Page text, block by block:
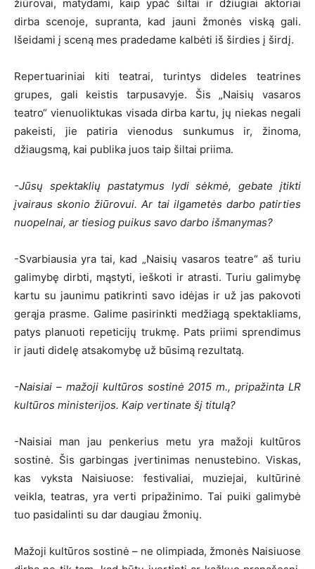
žiūrovai, matydami, kaip ypač šiltai ir džiugiai aktoriai
dirba scenoje, supranta, kad jauni žmonės viską gali.
Išeidami į sceną mes pradedame kalbėti iš širdies į širdį.
Repertuariniai kiti teatrai, turintys dideles teatrines
grupes, gali keistis tarpusavyje. Šis „Naisių vasaros
teatro“ vienuoliktukas visada dirba kartu, jų niekas negali
pakeisti, jie patiria vienodus sunkumus ir, žinoma,
džiaugsmą, kai publika juos taip šiltai priima.
-Jūsų spektaklių pastatymus lydi sėkmė, gebate įtikti
įvairaus skonio žiūrovui. Ar tai ilgametės darbo patirties
nuopelnai, ar tiesiog puikus savo darbo išmanymas?
-Svarbiausia yra tai, kad „Naisių vasaros teatre“ aš turiu
galimybę dirbti, mąstyti, ieškoti ir atrasti. Turiu galimybę
kartu su jaunimu patikrinti savo idėjas ir už jas pakovoti
gerąja prasme. Galime pasirinkti medžiagą spektakliams,
patys planuoti repeticijų trukmę. Pats priimi sprendimus
ir jauti didelę atsakomybę už būsimą rezultatą.
-Naisiai – mažoji kultūros sostinė 2015 m., pripažinta LR
kultūros ministerijos. Kaip vertinate šį titulą?
-Naisiai man jau penkerius metu yra mažoji kultūros
sostinė. Šis garbingas įvertinimas nenustebino. Viskas,
kas vyksta Naisiuose: festivaliai, muziejai, kultūrinė
veikla, teatras, yra verti pripažinimo. Tai puiki galimybė
tuo pasidalinti su dar daugiau žmonių.
Mažoji kultūros sostinė – ne olimpiada, žmonės Naisiuose